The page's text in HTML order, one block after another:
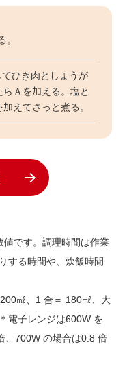
。
ひき肉としょうが
Ａを加える。塩と
えてさっと煮る。
値です。調理時間は作業
する時間や、炊飯時間
㎖、1 合＝ 180㎖、大
電子レンジは600W を
、700W の場合は0.8 倍